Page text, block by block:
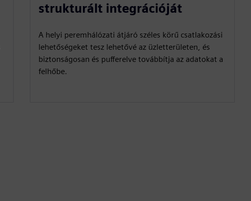
strukturált integrációját
A helyi peremhálózati átjáró széles körű csatlakozási
lehetőségeket tesz lehetővé az üzletterületen, és
biztonságosan és pufferelve továbbítja az adatokat a
felhőbe.